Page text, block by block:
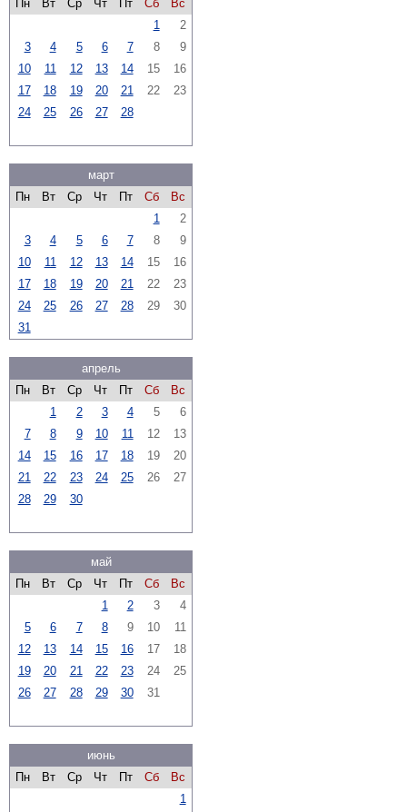
Пн Вт Ср Чт Пт Сб
Вс
1
2
3
4 5 6 7 8
9
10
11 12 13 14 15
16
17
18 19 20 21 22
23
24
25 26 27 28
март
Пн
Вт Ср Чт Пт Сб
Вс
1
2
3
4 5 6 7 8
9
10
11 12 13 14 15
16
17
18 19 20 21 22
23
24
25 26 27 28 29
30
31
апрель
Пн
Вт Ср Чт Пт Сб
Вс
1
2 3 4 5
6
7
8 9 10 11 12
13
14
15 16 17 18 19
20
21
22 23 24 25 26
27
28
29 30
май
Пн
Вт Ср Чт Пт Сб
Вс
1
2 3
4
5
6 7 8 9 10
11
12
13 14 15 16 17
18
19
20 21 22 23 24
25
26
27 28 29 30 31
июнь
Пн
Вт Ср Чт Пт Сб
Вс
1